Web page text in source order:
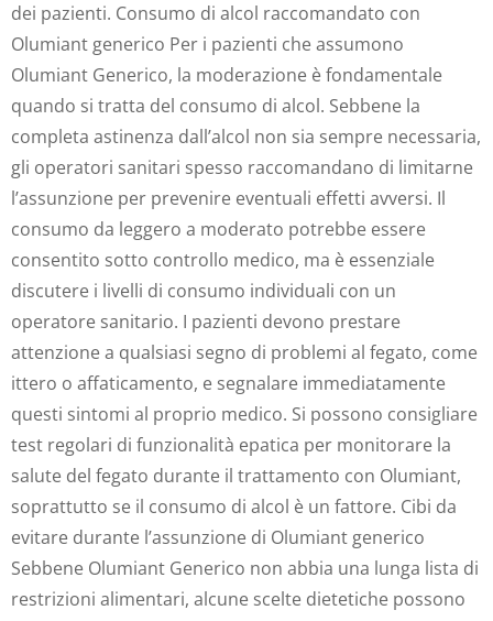
dei pazienti. Consumo di alcol raccomandato con
Olumiant generico Per i pazienti che assumono
Olumiant Generico, la moderazione è fondamentale
quando si tratta del consumo di alcol. Sebbene la
completa astinenza dall’alcol non sia sempre necessaria,
gli operatori sanitari spesso raccomandano di limitarne
l’assunzione per prevenire eventuali effetti avversi. Il
consumo da leggero a moderato potrebbe essere
consentito sotto controllo medico, ma è essenziale
discutere i livelli di consumo individuali con un
operatore sanitario. I pazienti devono prestare
attenzione a qualsiasi segno di problemi al fegato, come
ittero o affaticamento, e segnalare immediatamente
questi sintomi al proprio medico. Si possono consigliare
test regolari di funzionalità epatica per monitorare la
salute del fegato durante il trattamento con Olumiant,
soprattutto se il consumo di alcol è un fattore. Cibi da
evitare durante l’assunzione di Olumiant generico
Sebbene Olumiant Generico non abbia una lunga lista di
restrizioni alimentari, alcune scelte dietetiche possono